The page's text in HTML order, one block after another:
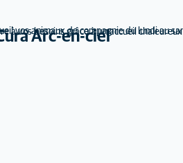
Arc-en-ciel
vos animaux de compagnie du lundi au
vos besoins grâce à un accueil